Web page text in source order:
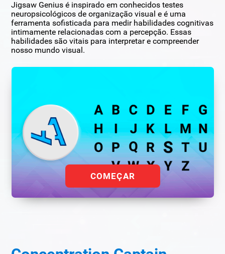
Jigsaw Genius é inspirado em conhecidos testes
neuropsicológicos de organização visual e é uma
ferramenta sofisticada para medir habilidades cognitivas
intimamente relacionadas com a percepção. Essas
habilidades são vitais para interpretar e compreender
nosso mundo visual.
COMEÇAR